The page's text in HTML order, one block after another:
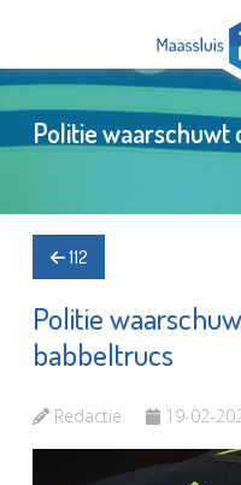
Politie
112
Politie
babbeltrucs
Redactie 19-02-